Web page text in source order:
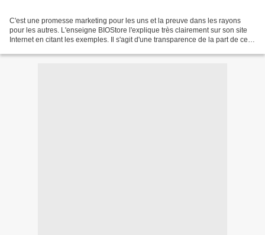
C'est une promesse marketing pour les uns et la preuve dans les rayons
pour les autres. L'enseigne BIOStore l'explique très clairement sur son site
Internet en citant les exemples. Il s'agit d'une transparence de la part de cette